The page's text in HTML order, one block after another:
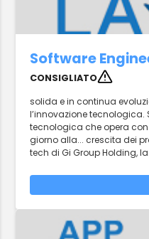
Software
CONSIGLIATO
solida e in continua
l’innovazione
tecnologica che opera
giorno alla... crescita dei
tech di Gi Group Holding,